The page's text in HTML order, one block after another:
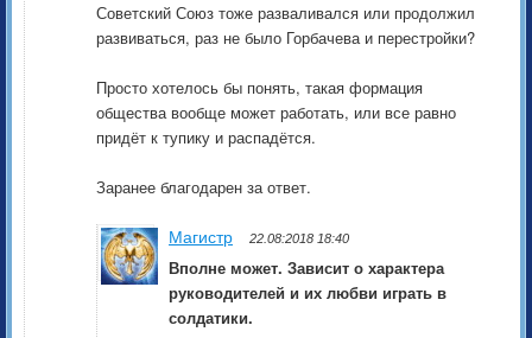
Советский Союз тоже разваливался или продолжил
развиваться, раз не было Горбачева и перестройки?
Просто хотелось бы понять, такая формация
общества вообще может работать, или все равно
придёт к тупику и распадётся.
Заранее благодарен за ответ.
Магистр 22.08:2018 18:40
Вполне может. Зависит о характера
руководителей и их любви играть в
солдатики.